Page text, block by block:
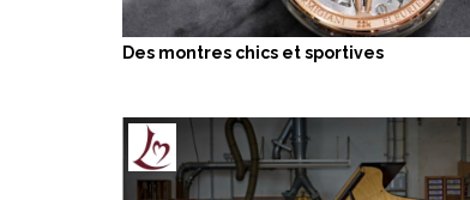
Des montres chics et sportives